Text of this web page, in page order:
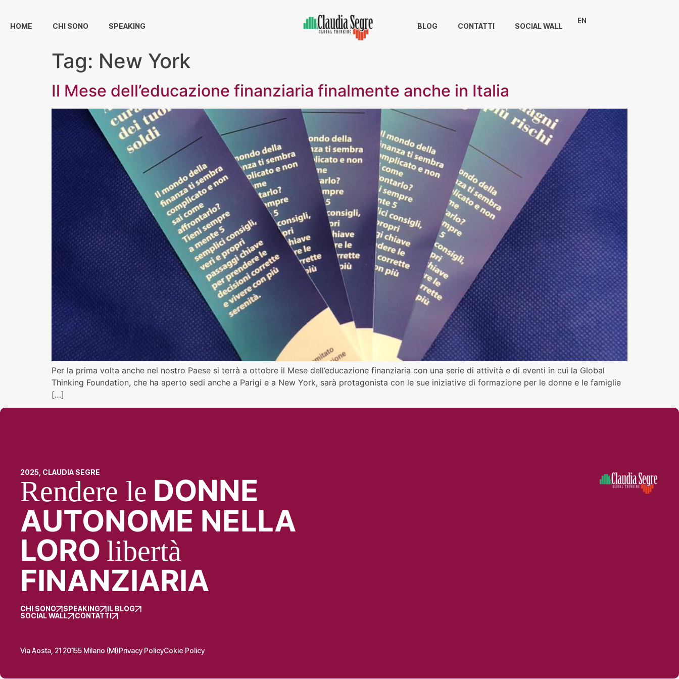
HOME CHI SONO SPEAKING BLOG CONTATTI SOCIAL WALL
EN
Tag: New York
Il Mese dell’educazione finanziaria finalmente anche in Italia
Per la prima volta anche nel nostro Paese si terrà a ottobre il Mese dell’educazione finanziaria con una serie di attività e di eventi in cui la Global
Thinking Foundation, che ha aperto sedi anche a Parigi e a New York, sarà protagonista con le sue iniziative di formazione per le donne e le famiglie
[…]
2025, CLAUDIA SEGRE
Rendere le DONNE
AUTONOME NELLA
LORO libertà
FINANZIARIA
CHI SONO SPEAKING
IL BLOG
SOCIAL WALL
CONTATTI
Via Aosta, 21 20155 Milano (MI)Privacy PolicyCokie Policy